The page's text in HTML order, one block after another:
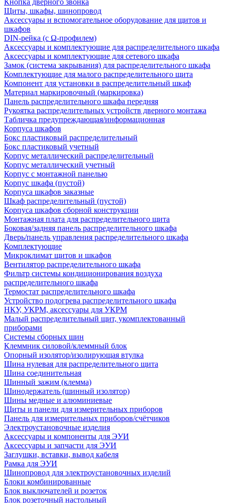
Кнопка дверного звонка
Щиты, шкафы, шинопровод
Аксессуары и вспомогательное оборудование для щитов и
шкафов
DIN-рейка (с Ω-профилем)
Аксессуары и комплектующие для распределительного шкафа
Аксессуары и комплектующие для сетевого шкафа
Замок (система закрывания) для распределительного шкафа
Комплектующие для малого распределительного щита
Компонент для установки в распределительный шкаф
Материал маркировочный (маркировка)
Панель распределительного шкафа передняя
Рукоятка распределительных устройств дверного монтажа
Табличка предупреждающая/информационная
Корпуса шкафов
Бокс пластиковый распределительный
Бокс пластиковый учетный
Корпус металлический распределительный
Корпус металлический учетный
Корпус с монтажной панелью
Корпус шкафа (пустой)
Корпуса шкафов заказные
Шкаф распределительный (пустой)
Корпуса шкафов сборной конструкции
Монтажная плата для распределительного щита
Боковая/задняя панель распределительного шкафа
Дверь/панель управления распределительного шкафа
Комплектующие
Микроклимат щитов и шкафов
Вентилятор распределительного шкафа
Фильтр системы кондиционирования воздуха
распределительного шкафа
Термостат распределительного шкафа
Устройство подогрева распределительного шкафа
НКУ, УКРМ, аксессуары для УКРМ
Малый распределительный щит, укомплектованный
приборами
Системы сборных шин
Клеммник силовой/клеммный блок
Опорный изолятор/изолирующая втулка
Шина нулевая для распределительного щита
Шина соединительная
Шинный зажим (клемма)
Шинодержатель (шинный изолятор)
Шины медные и алюминиевые
Щиты и панели для измерительных приборов
Панель для измерительных приборов/счётчиков
Электроустановочные изделия
Аксессуары и компоненты для ЭУИ
Аксессуары и запчасти для ЭУИ
Заглушки, вставки, вывод кабеля
Рамка для ЭУИ
Шинопровод для электроустановочных изделий
Блоки комбинированные
Блок выключателей и розеток
Блок розеточный настольный